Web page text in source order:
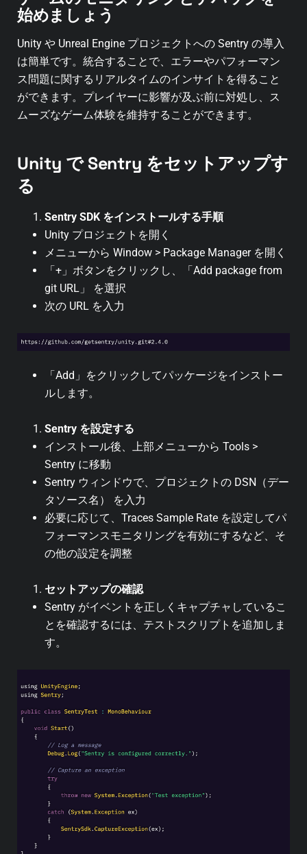
始めましょう
Unity や Unreal Engine プロジェクトへの Sentry の導入
は簡単です。統合することで、エラーやパフォーマン
ス問題に関するリアルタイムのインサイトを得ること
ができます。プレイヤーに影響が及ぶ前に対処し、ス
ムーズなゲーム体験を維持することができます。
Unity で Sentry をセットアップす
る
Sentry SDK をインストールする手順
Unity プロジェクトを開く
メニューから Window > Package Manager を開く
「+」ボタンをクリックし、「Add package from
git URL」 を選択
次の URL を入力
「Add」をクリックしてパッケージをインストー
ルします。
Sentry を設定する
インストール後、上部メニューから Tools >
Sentry に移動
Sentry ウィンドウで、プロジェクトの DSN（デー
タソース名） を入力
必要に応じて、Traces Sample Rate を設定してパ
フォーマンスモニタリングを有効にするなど、そ
の他の設定を調整
セットアップの確認
Sentry がイベントを正しくキャプチャしているこ
とを確認するには、テストスクリプトを追加しま
す。